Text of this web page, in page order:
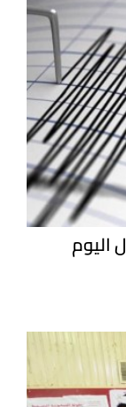
اليوم